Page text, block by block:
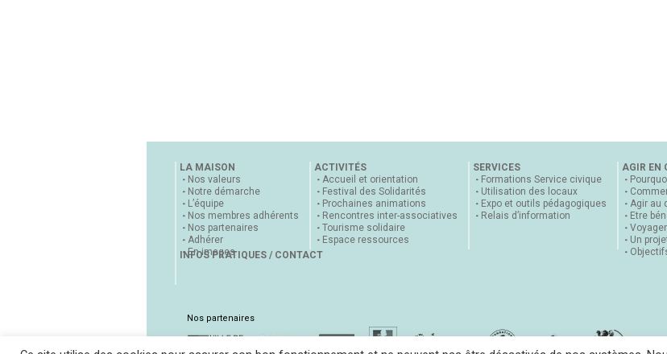
LA MAISON
Nos valeurs
Notre démarche
L’équipe
Nos membres adhérents
Nos partenaires
Adhérer
En images
ACTIVITÉS
Accueil et orientation
Festival des Solidarités
Prochaines animations
Rencontres inter-associatives
Tourisme solidaire
Espace ressources
SERVICES
Formations Service civique
Utilisation des locaux
Expo et outils pédagogiques
Relais d’information
AGIR EN
Agir au
Etre
Un
INFOS PRATIQUES / CONTACT
Nos partenaires